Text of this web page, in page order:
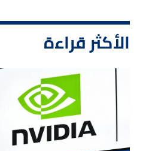
الأكثر قراءة